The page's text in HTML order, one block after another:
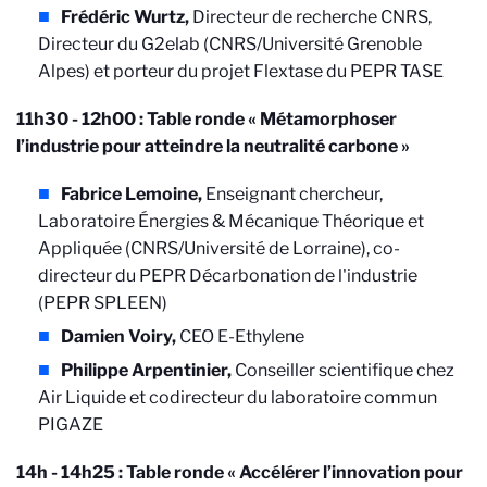
Frédéric Wurtz, Directeur de recherche CNRS,
Directeur du G2elab (CNRS/Université Grenoble
Alpes) et porteur du projet Flextase du PEPR TASE
11h30 - 12h00 : Table ronde « Métamorphoser
l’industrie pour atteindre la neutralité carbone »
Fabrice Lemoine, Enseignant chercheur,
Laboratoire Énergies & Mécanique Théorique et
Appliquée (CNRS/Université de Lorraine), co-
directeur du PEPR Décarbonation de l'industrie
(PEPR SPLEEN)
Damien Voiry, CEO E-Ethylene
Philippe Arpentinier, Conseiller scientifique chez
Air Liquide et codirecteur du laboratoire commun
PIGAZE
14h - 14h25 : Table ronde « Accélérer l’innovation pour